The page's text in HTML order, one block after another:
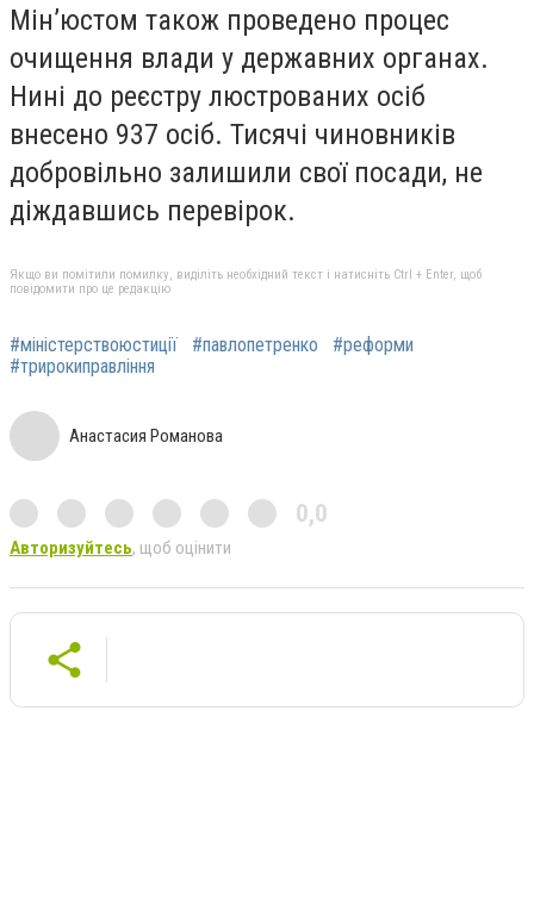
Мін’юстом також проведено процес
очищення влади у державних органах.
Нині до реєстру люстрованих осіб
внесено 937 осіб. Тисячі чиновників
добровільно залишили свої посади, не
діждавшись перевірок.
Якщо ви помітили помилку, виділіть необхідний текст і натисніть Ctrl + Enter, щоб
повідомити про це редакцію
#міністерствоюстиції #павлопетренко
#реформи
#трирокиправління
Анастасия Романова
0,0
Авторизуйтесь, щоб оцінити